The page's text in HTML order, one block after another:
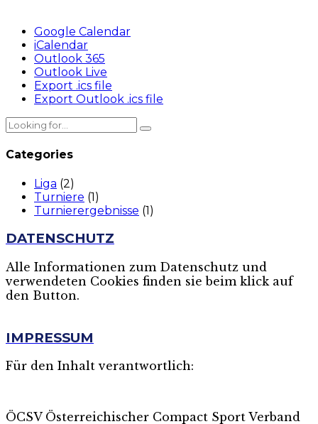
Google Calendar
iCalendar
Outlook 365
Outlook Live
Export .ics file
Export Outlook .ics file
Categories
Liga (2)
Turniere (1)
Turnierergebnisse (1)
DATENSCHUTZ
Alle Informationen zum Datenschutz und
verwendeten Cookies finden sie beim klick auf
den Button.
IMPRESSUM
Für den Inhalt verantwortlich:
ÖCSV Österreichischer Compact Sport Verband